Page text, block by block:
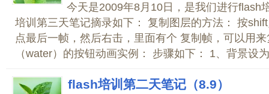
今天是2009年8月10日，是我们进行flash
培训第三天笔记摘录如下： 复制图层的方法： 按
点最后一帧，然后右击，里面有个 复制帧，可以用
（water）的按钮动画实例： 步骤如下： 1、背景设
flash培训第二天笔记（8.9）